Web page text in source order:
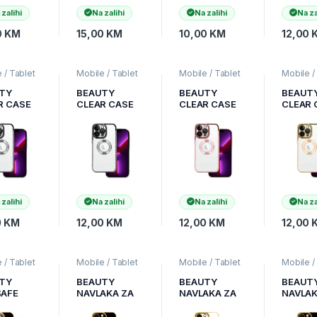
zalihi
KM
Na zalihi
15,00 KM
Na zalihi
10,00 KM
Na
12,00
/ Tablet
,Zaštitne
i coveri
CASE
zalihi
KM
Mobile / Tablet
Uređaji,Zaštitne
maske i coveri
BEAUTY
CLEAR CASE
PRO MAX
CRNA
Na zalihi
12,00 KM
Mobile / Tablet
Uređaji,Zaštitne
maske i coveri
BEAUTY
CLEAR CASE
PRO MAX
ROZE
Na zalihi
12,00 KM
Mobile /
Uređaji,
maske i
CLEAR
PRO
Na
12,00
/ Tablet
,Zaštitne
coveri
Mobile / Tablet
Uređaji,Zaštitne
maske i coveri
BEAUTY
NAVLAKA ZA
Mobile / Tablet
Uređaji,Zaštitne
maske i coveri
BEAUTY
NAVLAKA ZA
Mobile /
Uređaji,
maske i